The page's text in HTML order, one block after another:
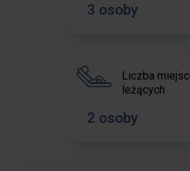
3 osoby
Liczba miejsc
leżących
2 osoby